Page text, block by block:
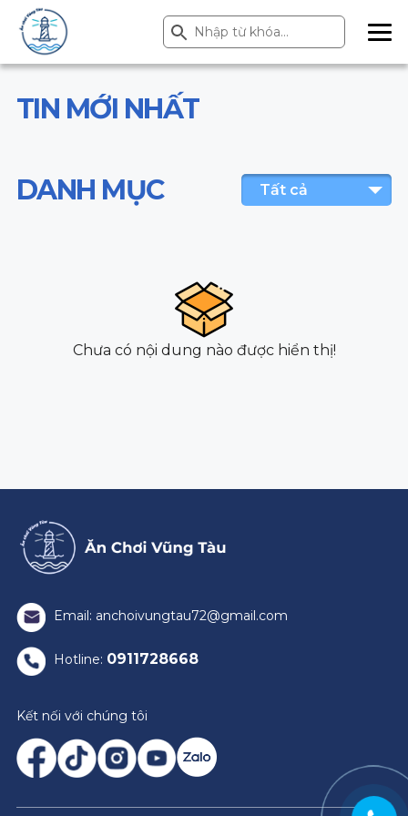
Search
for:
Search Button
ME
NU
TIN MỚI NHẤT
DANH MỤC Tất cả
Chưa có nội dung nào được hiển thị!
Email: anchoivungtau72@gmail.com
Hotline: 0911728668
Kết nối với chúng tôi